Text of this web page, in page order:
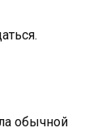
обычной